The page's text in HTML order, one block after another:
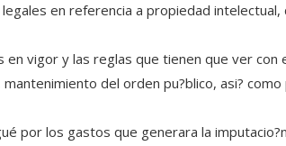
en referencia a propiedad intelectual,
vigor y las reglas que tienen que ver con
del orden pu?blico, asi? como
por los gastos que generara la